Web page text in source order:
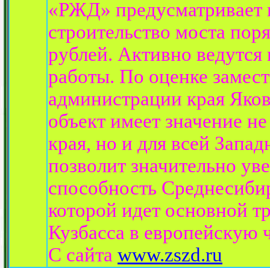
«РЖД» предусматривает
строительство моста
рублей. Активно ведутся
работы. По оценке
администрации края
объект имеет значение
края, но и для всей
позволит значительно
способность
которой идет основной
Кузбасса в европейскую
С сайта www.zszd.ru